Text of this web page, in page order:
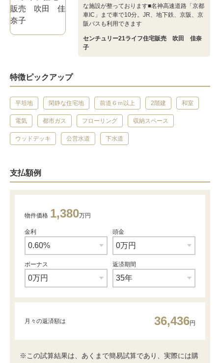
な施設が整っております■名神高速道路「京都
車IC」まで車で10分。JR、地下鉄、京阪、京
阪バスも利用できます
センチュリー21ライフ住宅販売 吹田 佳奈
子
特徴ピックアップ
平坦地 閑静な住宅地 前道６ｍ以上 2階建 和室
電気 都市ガス フローリング 収納スペース
ウッドデッキ 公営水道 下水道
支払額例
物件価格 1,380万円
金利 頭金
ボーナス 返済期間
月々の返済額は 36,436円
※この試算結果は、あくまで簡易試算であり、実際には購